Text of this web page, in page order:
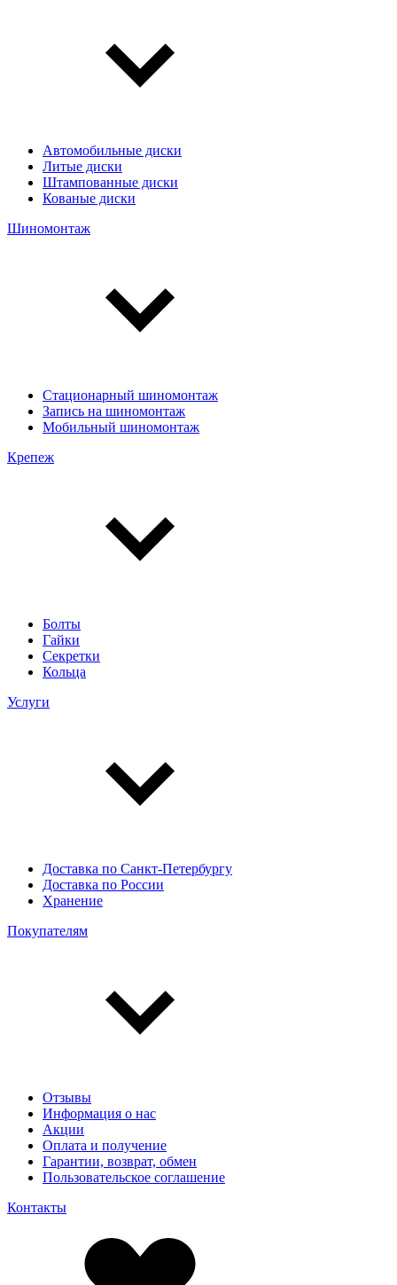
Автомобильные диски
Литые диски
Штампованные диски
Кованые диски
Шиномонтаж
Стационарный шиномонтаж
Запись на шиномонтаж
Мобильный шиномонтаж
Крепеж
Болты
Гайки
Секретки
Кольца
Услуги
Доставка по Санкт-Петербургу
Доставка по России
Хранение
Покупателям
Отзывы
Информация о нас
Акции
Оплата и получение
Гарантии, возврат, обмен
Пользовательское соглашение
Контакты